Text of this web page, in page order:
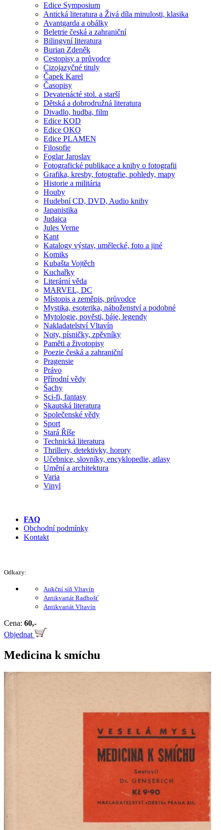
Edice Symposium
Antická literatura a Živá díla minulosti, klasika
Avantgarda a obálky
Beletrie česká a zahraniční
Bilingvní literatura
Burian Zdeněk
Cestopisy a průvodce
Cizojazyčné tituly
Čapek Karel
Časopisy
Devatenácté stol. a starší
Dětská a dobrodružná literatura
Divadlo, hudba, film
Edice KOD
Edice OKO
Edice PLAMEN
Filosofie
Foglar Jaroslav
Fotografické publikace a knihy o fotografii
Grafika, kresby, fotografie, pohledy, mapy
Historie a militária
Houby
Hudební CD, DVD, Audio knihy
Japanistika
Judaica
Jules Verne
Kant
Katalogy výstav, umělecké, foto a jiné
Komiks
Kubašta Vojtěch
Kuchařky
Literární věda
MARVEL, DC
Místopis a zeměpis, průvodce
Mystika, esoterika, náboženství a podobné
Mytologie, pověsti, báje, legendy
Nakladatelství Vltavín
Noty, písničky, zpěvníky
Paměti a životopisy
Poezie česká a zahraniční
Pragensie
Právo
Přírodní vědy
Šachy
Sci-fi, fantasy
Skautská literatura
Společenské vědy
Sport
Stará Říše
Technická literatura
Thrillery, detektivky, horory
Učebnice, slovníky, encyklopedie, atlasy
Umění a architektura
Varia
Vinyl
FAQ
Obchodní podmínky
Kontakt
Odkazy:
Aukční síň Vltavín
Antikvariát Radhošť
Antikvariát Vltavín
Cena: 60,-
Objednat
Medicina k smíchu